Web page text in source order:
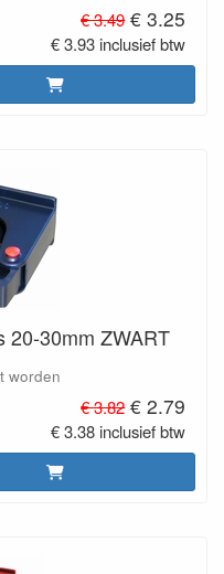
€ 3.49€ 3.25
€ 3.93 inclusief btw
20-30mm ZWART
worden
€ 3.82€ 2.79
€ 3.38 inclusief btw